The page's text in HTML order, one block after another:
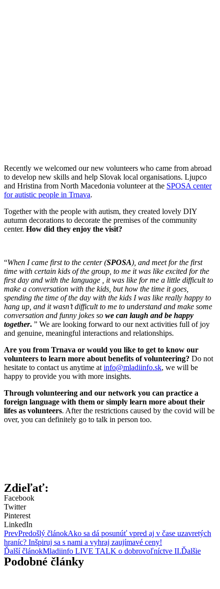
Recently we welcomed our new volunteers who came from abroad
to develop new skills and help Slovak local organisations. Ljupco
and Hristina from North Macedonia volunteer at the SPOSA center
for autistic people in Trnava.
Together with the people with autism, they created lovely DIY
autumn decorations to decorate the premises of the community
center. How did they enjoy the visit?
“When I came first to the center (SPOSA), and meet for the first
time with certain kids of the group, to me it was like excited for the
first day and with the language , it was like for me a little difficult to
make a conversation with the kids, but how the time it goes,
spending the time of the day with the kids I was like really happy to
hang up, and it wasn’t difficult to me to understand and make some
conversation and funny jokes so we can laugh and be happy
together. ” We are looking forward to our next activities full of joy
and genuine, meaningful interactions and relationships.
Are you from Trnava or would you like to get to know our
volunteers to learn more about benefits of volunteering? Do not
hesitate to contact us anytime at info@mladiinfo.sk, we will be
happy to provide you with more insights.
Through volunteering and our network you can practice a
foreign language with them or simply learn more about their
lifes as volunteers. After the restrictions caused by the covid will be
over, you can definitely go to talk in person too.
Zdieľať:
Facebook
Twitter
Pinterest
LinkedIn
PrevPredošlý článokAko sa dá posunúť vpred aj v čase uzavretých
hraníc? Inšpiruj sa s nami a vyhraj zaujímavé ceny!
Ďalší článokMladiinfo LIVE TALK o dobrovoľníctve II.Ďalšie
Podobné články